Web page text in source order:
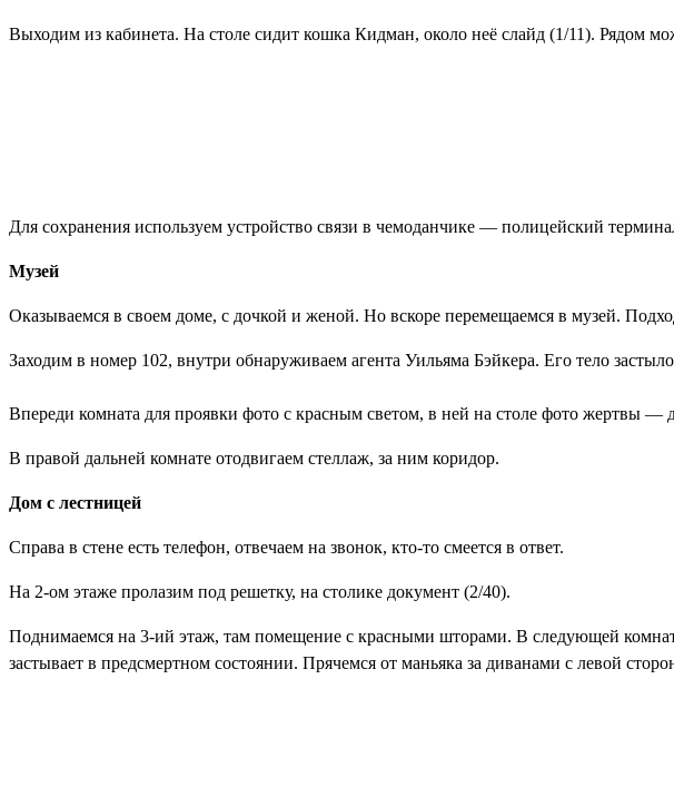
Выходим из кабинета. На столе сидит кошка Кидман, около неё слайд (1/11). Рядом
Для сохранения используем устройство связи в чемоданчике — полицейский
Музей
Оказываемся в своем доме, с дочкой и женой. Но вскоре перемещаемся в музей.
Заходим в номер 102, внутри обнаруживаем агента Уильяма Бэйкера. Его тело
Впереди комната для проявки фото с красным светом, в ней на столе фото жертвы —
В правой дальней комнате отодвигаем стеллаж, за ним коридор.
Дом с лестницей
Справа в стене есть телефон, отвечаем на звонок, кто-то смеется в ответ.
На 2-ом этаже пролазим под решетку, на столике документ (2/40).
Поднимаемся на 3-ий этаж, там помещение с красными шторами. В следующей
застывает в предсмертном состоянии. Прячемся от маньяка за диванами с левой